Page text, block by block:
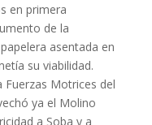
en primera
de la
asentada en
su viabilidad.
Fuerzas Motrices del
ya el Molino
a Soba y a